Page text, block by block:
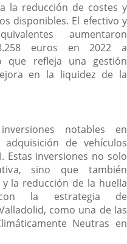
la reducción de costes y
disponibles. El efectivo y
aumentaron
euros en 2022 a
que refleja una gestión
en la liquidez de la
notables en
de vehículos
Estas inversiones no solo
sino que también
la reducción de la huella
la estrategia de
como una de las
Neutras en